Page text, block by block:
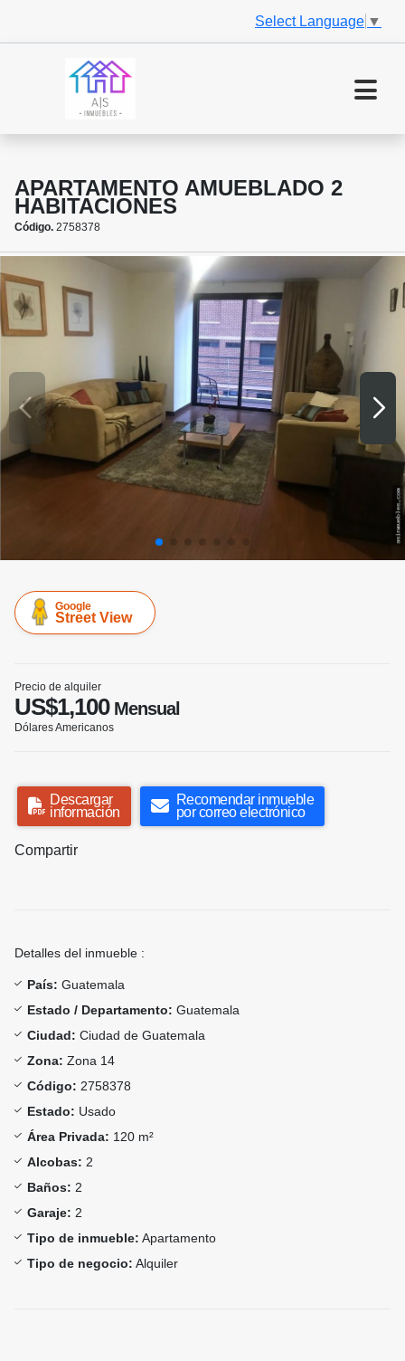
Select Language ▼
APARTAMENTO AMUEBLADO 2
HABITACIONES
Código. 2758378
Google
Street View
Precio de alquiler
US$1,100Mensual
Dólares Americanos
Descargar
información
Recomendar inmueble
por correo electrónico
Compartir
Detalles del inmueble :
País: Guatemala
Estado / Departamento: Guatemala
Ciudad: Ciudad de Guatemala
Zona: Zona 14
Código: 2758378
Estado: Usado
Área Privada: 120 m²
Alcobas: 2
Baños: 2
Garaje: 2
Tipo de inmueble: Apartamento
Tipo de negocio: Alquiler